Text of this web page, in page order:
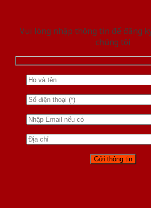
Vui lòng nhập thông tin để đăng
chúng tôi